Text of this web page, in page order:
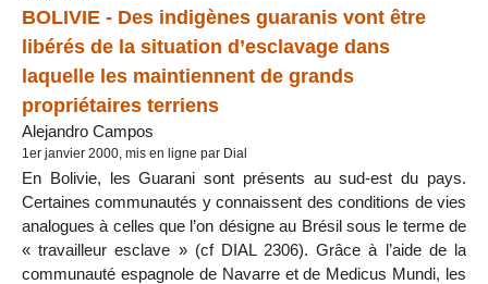
BOLIVIE - Des indigènes guaranis vont être
libérés de la situation d’esclavage dans
laquelle les maintiennent de grands
propriétaires terriens
Alejandro Campos
1er janvier 2000, mis en ligne par Dial
En Bolivie, les Guarani sont présents au sud-est du pays.
Certaines communautés y connaissent des conditions de vies
analogues à celles que l’on désigne au Brésil sous le terme de
« travailleur esclave » (cf DIAL 2306). Grâce à l’aide de la
communauté espagnole de Navarre et de Medicus Mundi, les